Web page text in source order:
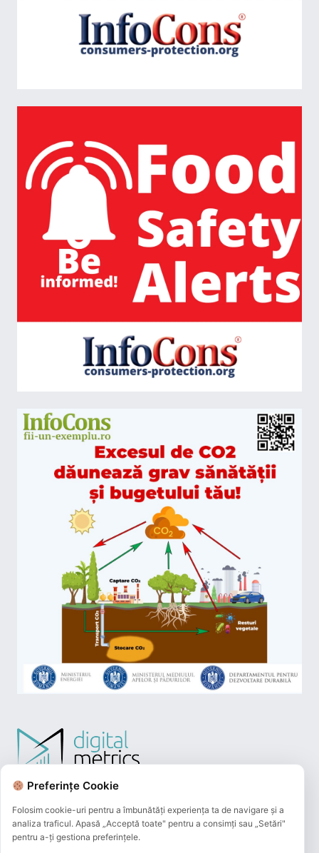
Preferințe Cookie
Folosim cookie-uri pentru a îmbunătăți experiența ta de navigare și a
analiza traficul. Apasă „Acceptă toate" pentru a consimți sau „Setări"
pentru a-ți gestiona preferințele.